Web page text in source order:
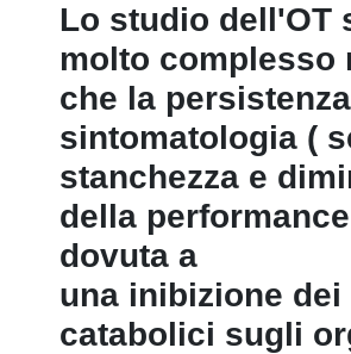
Lo studio dell'OT
molto complesso
che la
sintomatologia (
stanchezza e
della
dovuta a
una inibizione dei
catabolici sugli